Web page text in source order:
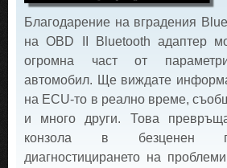
Благодарение на вградения
на OBD II Bluetooth адаптер
огромна част от
автомобил. Ще виждате
на ECU-то в реално време,
и много други. Това
конзола в безценен
диагностицирането на